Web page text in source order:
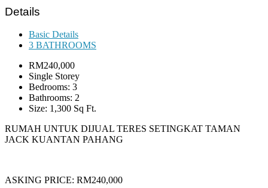
Details
Basic Details
3 BATHROOMS
RM240,000
Single Storey
Bedrooms: 3
Bathrooms: 2
Size: 1,300 Sq Ft.
RUMAH UNTUK DIJUAL TERES SETINGKAT TAMAN
JACK KUANTAN PAHANG
ASKING PRICE: RM240,000